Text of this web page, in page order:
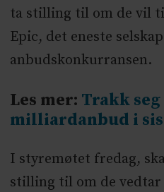
ta stilling til om de vil
Epic, det eneste
anbudskonkurransen.
Les mer: Trakk
milliardanbud i
I styremøtet fredag,
stilling til om de vedtar